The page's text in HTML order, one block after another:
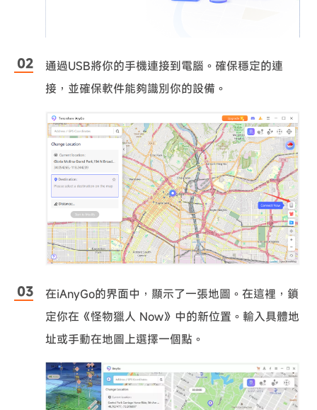
通過USB將你的手機連接到電腦。確保穩定的連
接，並確保軟件能夠識別你的設備。
在iAnyGo的界面中，顯示了一張地圖。在這裡，鎖
定你在《怪物獵人 Now》中的新位置。輸入具體地
址或手動在地圖上選擇一個點。